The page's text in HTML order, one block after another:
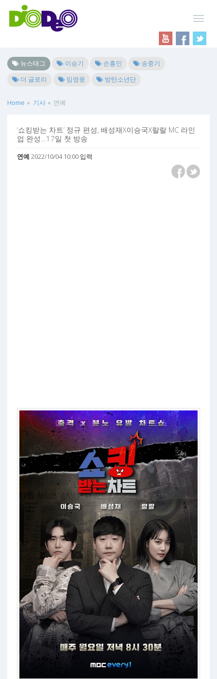
뉴스태그 이승기 손흥민
송중기
더 글로리
임영웅 방탄소년단
Home 기사 연예
‘쇼킹받는 차트’ 정규 편성, 배성재X이승국X랄랄 MC 라인
업 완성…17일 첫 방송
연예 2022/10/04 10:00 입력